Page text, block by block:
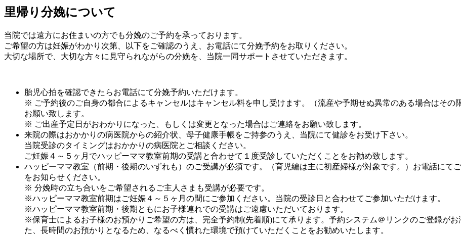
里帰り分娩について
当院では遠方にお住まいの方でも分娩のご予約を承っております。
ご希望の方は妊娠がわかり次第、以下をご確認のうえ、お電話にて分娩予約をお取りください。
大切な場所で、大切な方々に見守られながらの分娩を、当院一同サポートさせていただきます。
胎児心拍を確認できたらお電話にて分娩予約いただけます。
※ ご予約後のご自身の都合によるキャンセルはキャンセル料を申し受けます。（流産や予期せぬ異常のある場合はその
お願い致します。
※ ご出産予定日がおわかりになった、もしくは変更となった場合はご連絡をお願い致します。
来院の際はおかかりの病医院からの紹介状、母子健康手帳をご持参のうえ、当院にて健診をお受け下さい。
当院受診のタイミングはおかかりの病医院とご相談ください。
ご妊娠４～５ヶ月でハッピーママ教室前期の受講と合わせて１度受診していただくことをお勧め致します。
ハッピーママ教室（前期・後期のいずれも）のご受講が必須です。（育児編は主に初産婦様が対象です。）お電話にて
をお知らせください。
※ 分娩時の立ち合いをご希望されるご主人さまも受講が必要です。
※ハッピーママ教室前期はご妊娠４～５ヶ月の間にご参加ください。当院の受診日と合わせてご参加いただけます。
※ハッピーママ教室前期・後期ともにお子様連れでの受講はご遠慮いただいております。
※保育士によるお子様のお預かりご希望の方は、完全予約制(先着順)にて承ります。予約システム＠リンクのご登録が
た、長時間のお預かりとなるため、なるべく慣れた環境で預けていただくことをお勧めいたします。